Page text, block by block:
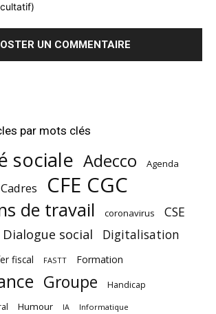
par mots clés
sociale Adecco Agenda
Cadres CFE CGC
de travail coronavirus CSE
Dialogue social Digitalisation
fiscal FASTT Formation
Groupe Handicap
Humour IA Informatique